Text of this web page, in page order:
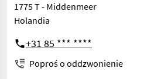
1775 T - Middenmeer
Holandia
+31 85 *** ****
Poproś o oddzwonienie